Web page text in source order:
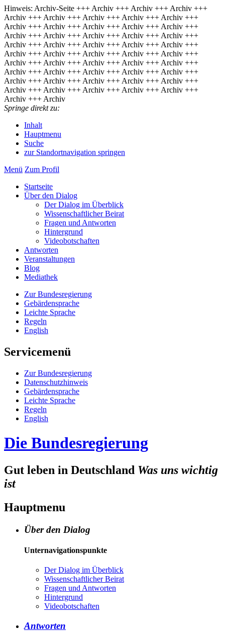
Hinweis: Archiv-Seite +++ Archiv +++ Archiv +++ Archiv +++
Archiv +++ Archiv +++ Archiv +++ Archiv +++ Archiv +++
Archiv +++ Archiv +++ Archiv +++ Archiv +++ Archiv +++
Archiv +++ Archiv +++ Archiv +++ Archiv +++ Archiv +++
Archiv +++ Archiv +++ Archiv +++ Archiv +++ Archiv +++
Archiv +++ Archiv +++ Archiv +++ Archiv +++ Archiv +++
Archiv +++ Archiv +++ Archiv +++ Archiv +++ Archiv +++
Archiv +++ Archiv +++ Archiv +++ Archiv +++ Archiv +++
Archiv +++ Archiv +++ Archiv +++ Archiv +++ Archiv +++
Archiv +++ Archiv +++ Archiv +++ Archiv +++ Archiv +++
Archiv +++ Archiv
Springe direkt zu:
Inhalt
Hauptmenu
Suche
zur Standortnavigation springen
Menü Zum Pro­fil
Start­sei­te
Über den Dia­log
Der Dia­log im Über­blick
Wis­sen­schaft­li­cher Bei­rat
Fra­gen und Ant­wor­ten
Hin­ter­grund
Vi­deo­bot­schaf­ten
Antworten
Veranstaltungen
Blog
Mediathek
Zur Bun­des­re­gie­rung
Ge­bär­den­spra­che
Leich­te Spra­che
Re­geln
English
Servicemenü
Zur Bun­des­re­gie­rung
Da­ten­schutz­hin­weis
Ge­bär­den­spra­che
Leich­te Spra­che
Re­geln
English
Die Bundesregierung
Gut leben in Deutschland Was uns wichtig
ist
Hauptmenu
Über den Dialog
Unternavigationspunkte
Der Dia­log im Über­blick
Wis­sen­schaft­li­cher Bei­rat
Fra­gen und Ant­wor­ten
Hin­ter­grund
Vi­deo­bot­schaf­ten
Antworten